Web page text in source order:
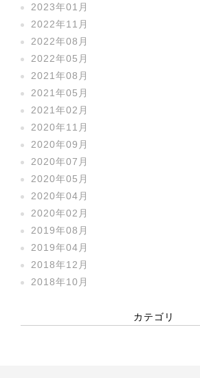
2023年01月
2022年11月
2022年08月
2022年05月
2021年08月
2021年05月
2021年02月
2020年11月
2020年09月
2020年07月
2020年05月
2020年04月
2020年02月
2019年08月
2019年04月
2018年12月
2018年10月
カテゴリ